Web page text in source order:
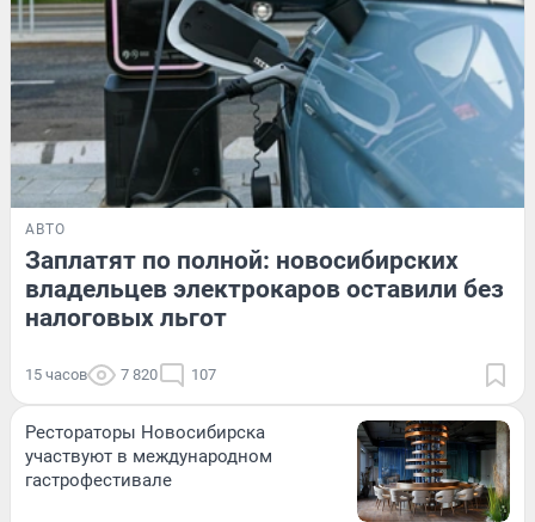
АВТО
Заплатят по полной: новосибирских
владельцев электрокаров оставили без
налоговых льгот
15 часов 7 820 107
Рестораторы Новосибирска
участвуют в международном
гастрофестивале